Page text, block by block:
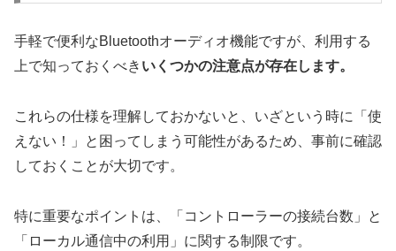
手軽で便利なBluetoothオーディオ機能ですが、利用する
上で知っておくべき いくつかの注意点が存在します。
これらの仕様を理解しておかないと、いざという時に「使
えない！」と困ってしまう可能性があるため、事前に確認
しておくことが大切です。
特に重要なポイントは、「コントローラーの接続台数」と
「ローカル通信中の利用」に関する制限です。